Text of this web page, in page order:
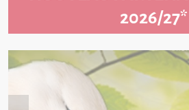
2026/27*